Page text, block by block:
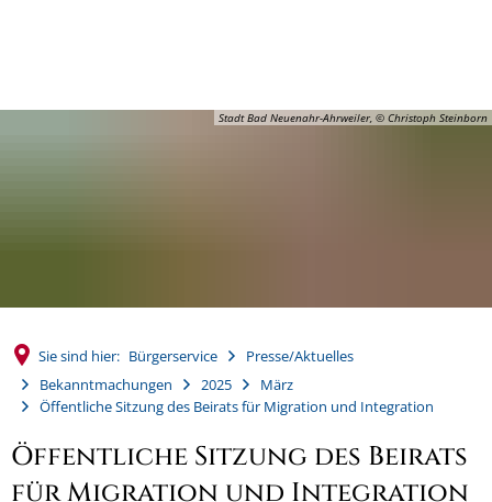
Stadt Bad Neuenahr-Ahrweiler, © Christoph Steinborn
Sie sind hier: Bürgerservice
Presse/Aktuelles
Bekanntmachungen
2025
März
Öffentliche Sitzung des Beirats für Migration und Integration
Öffentliche Sitzung des Beirats
für Migration und Integration